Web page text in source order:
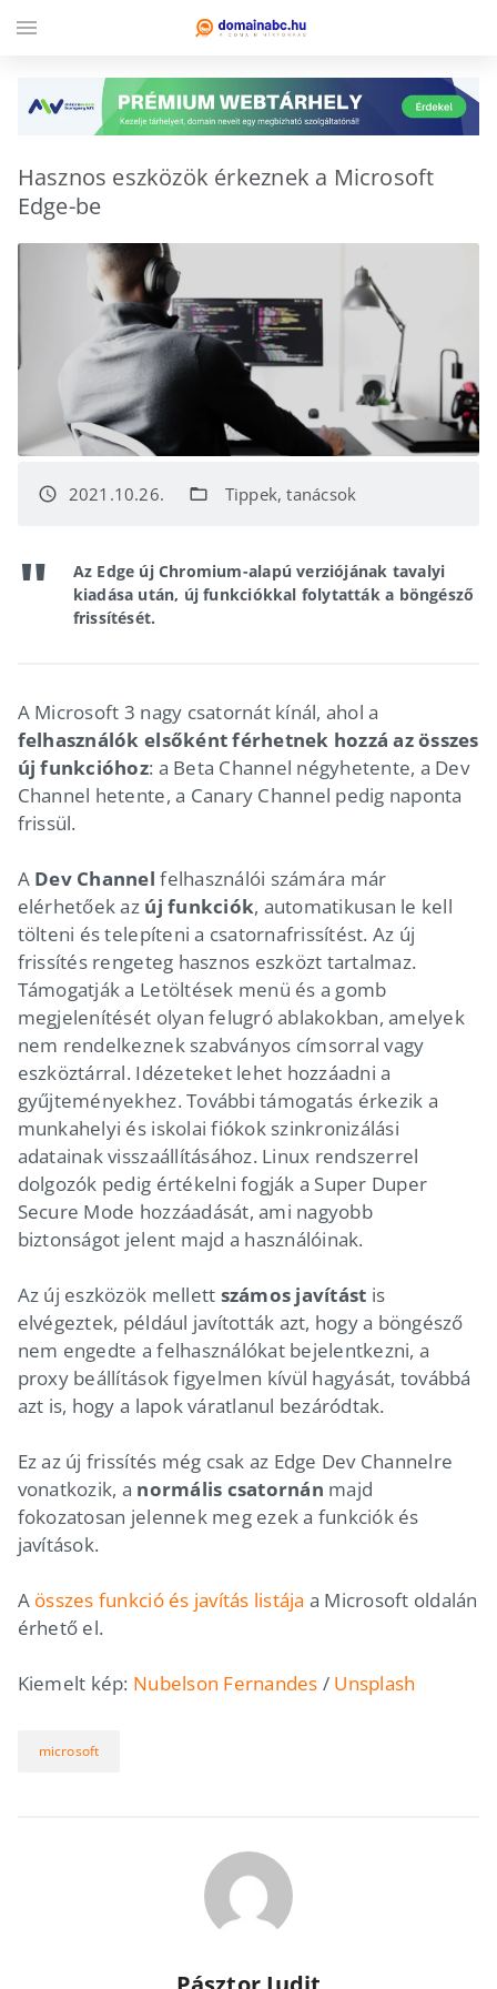
Hasznos eszközök érkeznek a Microsoft
Edge-be
access_time 2021.10.26. folder_open Tippek, tanácsok
Az Edge új Chromium-alapú verziójának tavalyi
kiadása után, új funkciókkal folytatták a böngésző
frissítését.
A Microsoft 3 nagy csatornát kínál, ahol a
felhasználók elsőként férhetnek hozzá az összes
új funkcióhoz: a Beta Channel négyhetente, a Dev
Channel hetente, a Canary Channel pedig naponta
frissül.
A Dev Channel felhasználói számára már
elérhetőek az új funkciók, automatikusan le kell
tölteni és telepíteni a csatornafrissítést. Az új
frissítés rengeteg hasznos eszközt tartalmaz.
Támogatják a Letöltések menü és a gomb
megjelenítését olyan felugró ablakokban, amelyek
nem rendelkeznek szabványos címsorral vagy
eszköztárral. Idézeteket lehet hozzáadni a
gyűjteményekhez. További támogatás érkezik a
munkahelyi és iskolai fiókok szinkronizálási
adatainak visszaállításához. Linux rendszerrel
dolgozók pedig értékelni fogják a Super Duper
Secure Mode hozzáadását, ami nagyobb
biztonságot jelent majd a használóinak.
Az új eszközök mellett számos javítást is
elvégeztek, például javították azt, hogy a böngésző
nem engedte a felhasználókat bejelentkezni, a
proxy beállítások figyelmen kívül hagyását, továbbá
azt is, hogy a lapok váratlanul bezáródtak.
Ez az új frissítés még csak az Edge Dev Channelre
vonatkozik, a normális csatornán majd
fokozatosan jelennek meg ezek a funkciók és
javítások.
A összes funkció és javítás listája a Microsoft oldalán
érhető el.
Kiemelt kép: Nubelson Fernandes / Unsplash
microsoft
menu